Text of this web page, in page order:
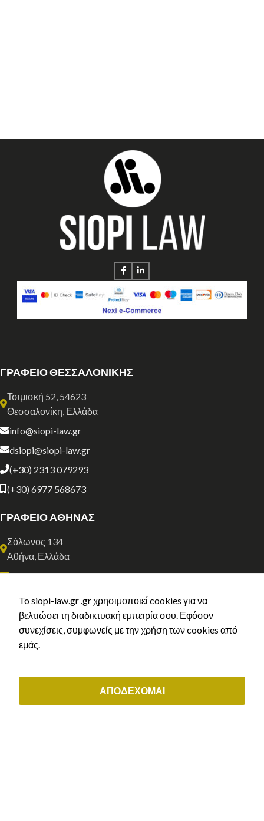
ΓΡΑΦΕΙΟ ΘΕΣΣΑΛΟΝΙΚΗΣ
Τσιμισκή 52, 54623
Θεσσαλονίκη, Ελλάδα
info@siopi-law.gr
dsiopi@siopi-law.gr
(+30) 2313 079293
(+30) 6977 568673
ΓΡΑΦΕΙΟ ΑΘΗΝΑΣ
Σόλωνος 134
Αθήνα, Ελλάδα
athens@siopi-law.gr
ΟΙ ΥΠΗΡΕΣΙΕΣ ΜΑΣ
Αστικό Δίκαιο
Διοικητικό δίκαιο
Μεταναστευτικό δίκαιο & δίκαιο ιθαγένειας
To siopi-law.gr .gr χρησιμοποιεί cookies για να
βελτιώσει τη διαδικτυακή εμπειρία σου. Εφόσον
συνεχίσεις, συμφωνείς με την χρήση των cookies από
εμάς.
ΑΠΟΔΕΧΟΜΑΙ